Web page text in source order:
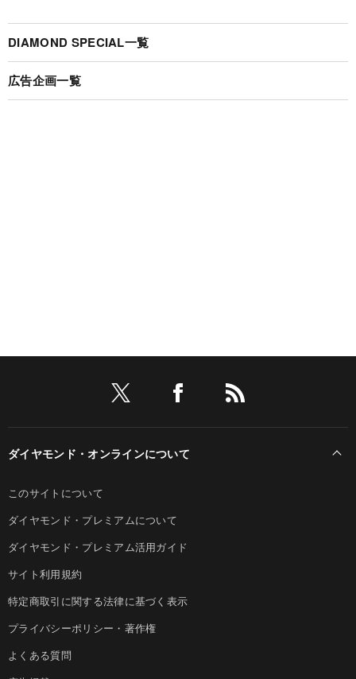
DIAMOND SPECIAL一覧
広告企画一覧
ダイヤモンド・オンラインについて
このサイトについて
ダイヤモンド・プレミアムについて
ダイヤモンド・プレミアム活用ガイド
サイト利用規約
特定商取引に関する法律に基づく表示
プライバシーポリシー・著作権
よくある質問